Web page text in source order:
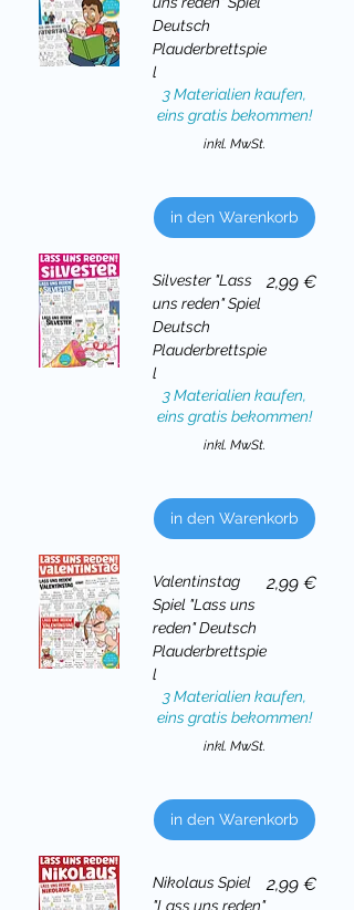
Deutsch
Plauderbrettspie
l
3 Materialien kaufen,
eins gratis bekommen!
inkl. MwSt.
in den Warenkorb
Silvester "Lass
uns reden" Spiel
Deutsch
Plauderbrettspie
l
Preis
2,99 €
3 Materialien kaufen,
eins gratis bekommen!
inkl. MwSt.
in den Warenkorb
Valentinstag
Spiel "Lass uns
reden" Deutsch
Plauderbrettspie
l
Preis
2,99 €
3 Materialien kaufen,
eins gratis bekommen!
inkl. MwSt.
in den Warenkorb
Nikolaus Spiel
"Lass uns reden"
Preis
2,99 €